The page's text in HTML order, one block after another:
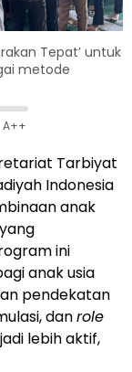
Tepat’ untuk
metode
A++
Tarbiyat
Indonesia
anak
yang
ini
anak usia
pendekatan
danrole
lebih aktif,